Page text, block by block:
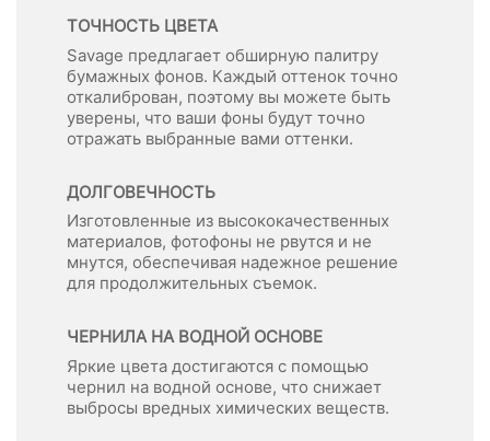
ТОЧНОСТЬ ЦВЕТА
Savage предлагает обширную палитру
бумажных фонов. Каждый оттенок точно
откалиброван, поэтому вы можете быть
уверены, что ваши фоны будут точно
отражать выбранные вами оттенки.
ДОЛГОВЕЧНОСТЬ
Изготовленные из высококачественных
материалов, фотофоны не рвутся и не
мнутся, обеспечивая надежное решение
для продолжительных съемок.
ЧЕРНИЛА НА ВОДНОЙ ОСНОВЕ
Яркие цвета достигаются с помощью
чернил на водной основе, что снижает
выбросы вредных химических веществ.